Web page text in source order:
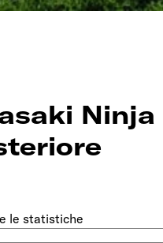
Ninja
le statistiche